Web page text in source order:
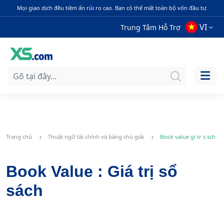
Mọi giao dịch đều tiềm ẩn rủi ro cao. Bạn có thể mất toàn bộ vốn đầu tư.
Trung Tâm Hỗ Trợ VI
Trang chủ Thuật ngữ tài chính và bảng chú giải Book value gi tr s sch
Book Value : Giá trị sổ
sách